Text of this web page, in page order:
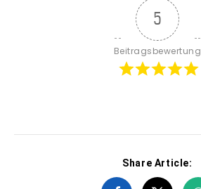
5
Beitragsbewertung
Share Article: